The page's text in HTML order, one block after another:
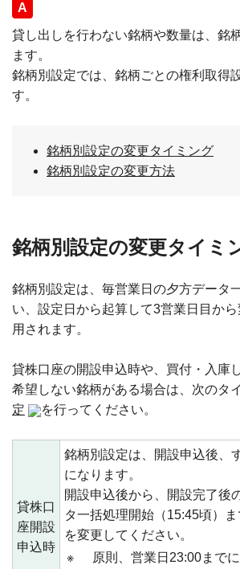
回答
貸し出しを行わない銘柄や数量は、銘
ます。
銘柄別設定では、銘柄ごとの権利取得
す。
銘柄別設定の変更タイミング
銘柄別設定の変更方法
銘柄別設定の変更タイミ
銘柄別設定は、毎営業日の夕方データ
い、設定日から起算して3営業日目か
用されます。
貸株口座の開設申込時や、買付・入庫
希望しない銘柄がある場合は、次のタ
定
を行ってください。
貸株口
座開設
申込時
銘柄別設定は、開設申込後、
になります。
開設申込後から、開設完了後
タ一括処理開始（15:45頃）
を変更してください。
※
原則、営業日23:00まで